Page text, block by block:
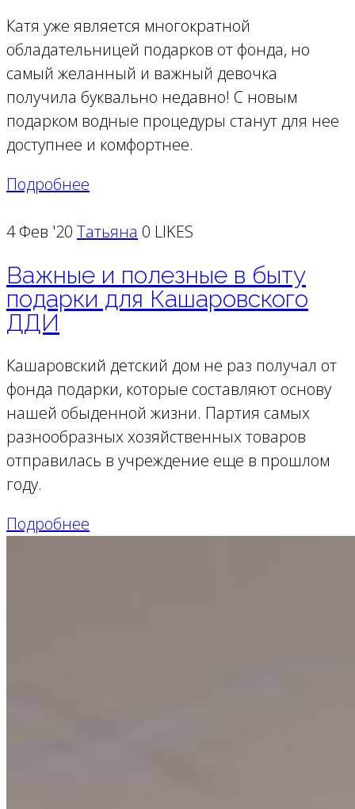
Катя уже является многократной
обладательницей подарков от фонда, но
самый желанный и важный девочка
получила буквально недавно! С новым
подарком водные процедуры станут для нее
доступнее и комфортнее.
Подробнее
4 Фев '20 Татьяна 0 LIKES
Важные и полезные в быту
подарки для Кашаровского
ДДИ
Кашаровский детский дом не раз получал от
фонда подарки, которые составляют основу
нашей обыденной жизни. Партия самых
разнообразных хозяйственных товаров
отправилась в учреждение еще в прошлом
году.
Подробнее